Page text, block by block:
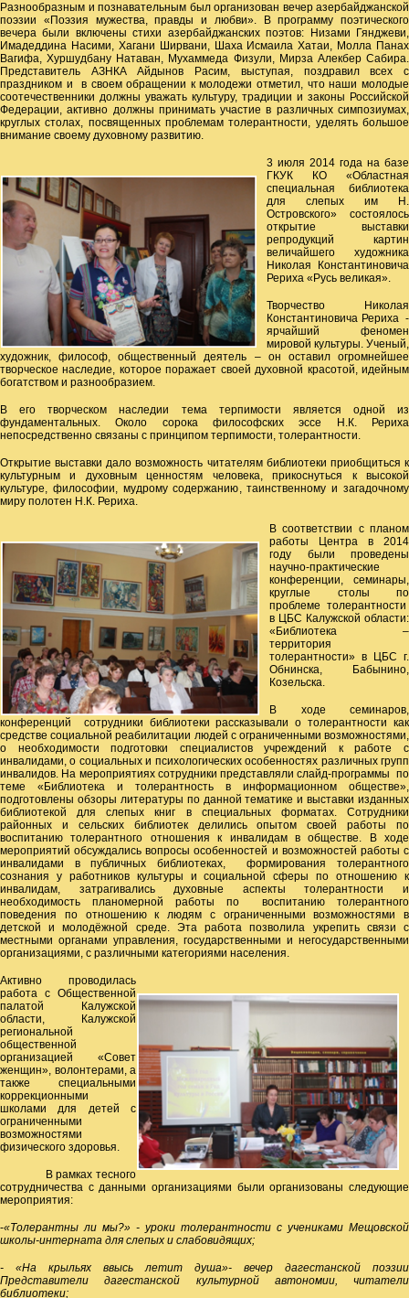
Разнообразным и познавательным был организован вечер азербайджанской
поэзии «Поэзия мужества, правды и любви». В программу поэтического
вечера были включены стихи азербайджанских поэтов: Низами Гянджеви,
Имадеддина Насими, Хагани Ширвани, Шаха Исмаила Хатаи, Молла Панах
Вагифа, Хуршудбану Натаван, Мухаммеда Физули, Мирза Алекбер Сабира.
Представитель АЗНКА Айдынов Расим, выступая, поздравил всех с
праздником и в своем обращении к молодежи отметил, что наши молодые
соотечественники должны уважать культуру, традиции и законы Российской
Федерации, активно должны принимать участие в различных симпозиумах,
круглых столах, посвященных проблемам толерантности, уделять большое
внимание своему духовному развитию.
3 июля 2014 года на базе
ГКУК КО «Областная
специальная библиотека
для слепых им Н.
Островского» состоялось
открытие выставки
репродукций картин
величайшего художника
Николая Константиновича
Рериха «Русь великая».
Творчество Николая
Константиновича Рериха -
ярчайший феномен
мировой культуры. Ученый,
художник, философ, общественный деятель – он оставил огромнейшее
творческое наследие, которое поражает своей духовной красотой, идейным
богатством и разнообразием.
В его творческом наследии тема терпимости является одной из
фундаментальных. Около сорока философских эссе Н.К. Рериха
непосредственно связаны с принципом терпимости, толерантности.
Открытие выставки дало возможность читателям библиотеки приобщиться к
культурным и духовным ценностям человека, прикоснуться к высокой
культуре, философии, мудрому содержанию, таинственному и загадочному
миру полотен Н.К. Рериха.
В соответствии с планом
работы Центра в 2014
году были проведены
научно-практические
конференции, семинары,
круглые столы по
проблеме толерантности
в ЦБС Калужской области:
«Библиотека –
территория
толерантности» в ЦБС г.
Обнинска, Бабынино,
Козельска.
В ходе семинаров,
конференций сотрудники библиотеки рассказывали о толерантности как
средстве социальной реабилитации людей с ограниченными возможностями,
о необходимости подготовки специалистов учреждений к работе с
инвалидами, о социальных и психологических особенностях различных групп
инвалидов. На мероприятиях сотрудники представляли слайд-программы по
теме «Библиотека и толерантность в информационном обществе»,
подготовлены обзоры литературы по данной тематике и выставки изданных
библиотекой для слепых книг в специальных форматах. Сотрудники
районных и сельских библиотек делились опытом своей работы по
воспитанию толерантного отношения к инвалидам в обществе. В ходе
мероприятий обсуждались вопросы особенностей и возможностей работы с
инвалидами в публичных библиотеках, формирования толерантного
сознания у работников культуры и социальной сферы по отношению к
инвалидам, затрагивались духовные аспекты толерантности и
необходимость планомерной работы по воспитанию толерантного
поведения по отношению к людям с ограниченными возможностями в
детской и молодёжной среде. Эта работа позволила укрепить связи с
местными органами управления, государственными и негосударственными
организациями, с различными категориями населения.
Активно проводилась
работа с Общественной
палатой Калужской
области, Калужской
региональной
общественной
организацией «Совет
женщин», волонтерами, а
также специальными
коррекционными
школами для детей с
ограниченными
возможностями
физического здоровья.
В рамках тесного
сотрудничества с данными организациями были организованы следующие
мероприятия:
-«Толерантны ли мы?» - уроки толерантности с учениками Мещовской
школы-интерната для слепых и слабовидящих;
- «На крыльях ввысь летит душа»- вечер дагестанской поэзии
Представители дагестанской культурной автономии, читатели
библиотеки;